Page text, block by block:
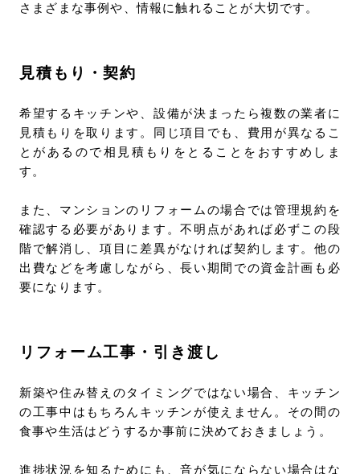
さまざまな事例や、情報に触れることが大切です。
見積もり・契約
希望するキッチンや、設備が決まったら複数の業者に
見積もりを取ります。同じ項目でも、費用が異なるこ
とがあるので相見積もりをとることをおすすめしま
す。
また、マンションのリフォームの場合では管理規約を
確認する必要があります。不明点があれば必ずこの段
階で解消し、項目に差異がなければ契約します。他の
出費などを考慮しながら、長い期間での資金計画も必
要になります。
リフォーム工事・引き渡し
新築や住み替えのタイミングではない場合、キッチン
の工事中はもちろんキッチンが使えません。その間の
食事や生活はどうするか事前に決めておきましょう。
進捗状況を知るためにも、音が気にならない場合はな